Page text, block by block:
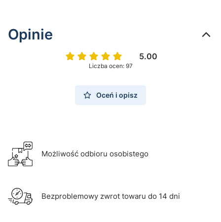
Opinie
5.00
Liczba ocen: 97
Oceń i opisz
Możliwość odbioru osobistego
Bezproblemowy zwrot towaru do 14 dni